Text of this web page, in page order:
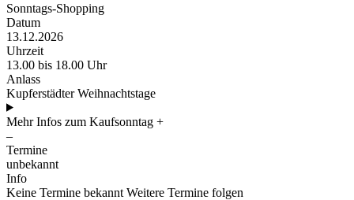
Sonntags-Shopping
Datum
13.12.2026
Uhrzeit
13.00 bis 18.00 Uhr
Anlass
Kupferstädter Weihnachtstage
Mehr Infos zum Kaufsonntag +
–
Termine
unbekannt
Info
Keine Termine bekannt Weitere Termine folgen